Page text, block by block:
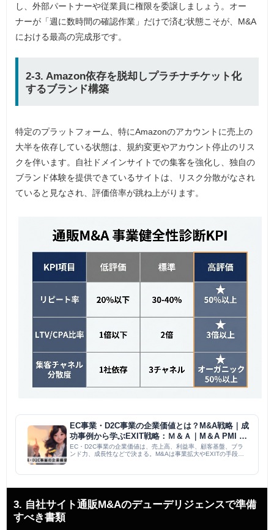
し、外部パートナーや従業員に権限を委譲しましょう。オー
ナーが「週に数時間の確認作業」だけで済む状態こそが、M&A
における最高の完成形です。
2-3. Amazon依存を脱却しプラチナチケット化
するブランド構築
特定のプラットフォーム、特にAmazonのアカウントに売上の
大半を依存している状態は、規約変更やアカウント停止のリス
クを伴います。自社ドメインサイトでの集客を強化し、独自の
ブランド体験を提供できているサイトは、リスク分散がなされ
ていると見なされ、評価倍率が跳ね上がります。
EC事業・D2C事業の企業価値とは？M&A戦略｜成
功事例から学ぶEXIT戦略：Ｍ＆Ａ｜M＆A PMI コ
ラム
EC・D2C事業の企業価値は、売上高、利益率、顧客基盤、ブラ
ンド力、成長性などで決まる。M&Aは事業拡大やEXITの手段だ
値...
3. 自社サイト通販M&Aのデューデリジェンスで準備
すべき書類